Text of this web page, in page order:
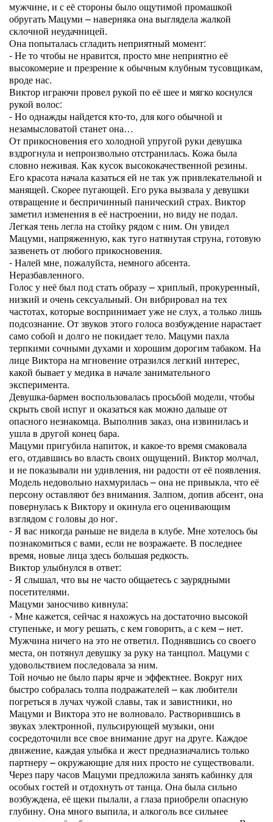
мужчине, и с её стороны было ощутимой промашкой
обругать Мацуми – наверняка она выглядела жалкой
склочной неудачницей.
Она попыталась сгладить неприятный момент:
- Не то чтобы не нравится, просто мне неприятно её
высокомерие и презрение к обычным клубным тусовщикам,
вроде нас.
Виктор играючи провел рукой по её шее и мягко коснулся
рукой волос:
- Но однажды найдется кто-то, для кого обычной и
незамысловатой станет она…
От прикосновения его холодной упругой руки девушка
вздрогнула и непроизвольно отстранилась. Кожа была
словно неживая. Как кусок высококачественной резины.
Его красота начала казаться ей не так уж привлекательной и
манящей. Скорее пугающей. Его рука вызвала у девушки
отвращение и беспричинный панический страх. Виктор
заметил изменения в её настроении, но виду не подал.
Легкая тень легла на стойку рядом с ним. Он увидел
Мацуми, напряженную, как туго натянутая струна, готовую
зазвенеть от любого прикосновения.
- Налей мне, пожалуйста, немного абсента.
Неразбавленного.
Голос у неё был под стать образу – хриплый, прокуренный,
низкий и очень сексуальный. Он вибрировал на тех
частотах, которые воспринимает уже не слух, а только лишь
подсознание. От звуков этого голоса возбуждение нарастает
само собой и долго не покидает тело. Мацуми пахла
терпкими сочными духами и хорошим дорогим табаком. На
лице Виктора на мгновение отразился легкий интерес,
какой бывает у медика в начале занимательного
эксперимента.
Девушка-бармен воспользовалась просьбой модели, чтобы
скрыть свой испуг и оказаться как можно дальше от
опасного незнакомца. Выполнив заказ, она извинилась и
ушла в другой конец бара.
Мацуми пригубила напиток, и какое-то время смаковала
его, отдавшись во власть своих ощущений. Виктор молчал,
и не показывали ни удивления, ни радости от её появления.
Модель недовольно нахмурилась – она не привыкла, что её
персону оставляют без внимания. Залпом, допив абсент, она
повернулась к Виктору и окинула его оценивающим
взглядом с головы до ног.
- Я вас никогда раньше не видела в клубе. Мне хотелось бы
познакомиться с вами, если не возражаете. В последнее
время, новые лица здесь большая редкость.
Виктор улыбнулся в ответ:
- Я слышал, что вы не часто общаетесь с заурядными
посетителями.
Мацуми заносчиво кивнула:
- Мне кажется, сейчас я нахожусь на достаточно высокой
ступеньке, и могу решать, с кем говорить, а с кем – нет.
Мужчина ничего на это не ответил. Поднявшись со своего
места, он потянул девушку за руку на танцпол. Мацуми с
удовольствием последовала за ним.
Той ночью не было пары ярче и эффектнее. Вокруг них
быстро собралась толпа подражателей – как любители
погреться в лучах чужой славы, так и завистники, но
Мацуми и Виктора это не волновало. Растворившись в
звуках электронной, пульсирующей музыки, они
сосредоточили все свое внимание друг на друге. Каждое
движение, каждая улыбка и жест предназначались только
партнеру – окружающие для них просто не существовали.
Через пару часов Мацуми предложила занять кабинку для
особых гостей и отдохнуть от танца. Она была сильно
возбуждена, её щеки пылали, а глаза приобрели опасную
глубину. Она много выпила, и алкоголь все сильнее